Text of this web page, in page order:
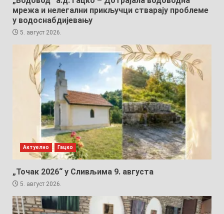
мрежа и нелегални прикључци стварају проблеме
у водоснабдијевању
5. август 2026.
Актуелно Гацко
„Точак 2026“ у Сливљима 9. августа
5. август 2026.